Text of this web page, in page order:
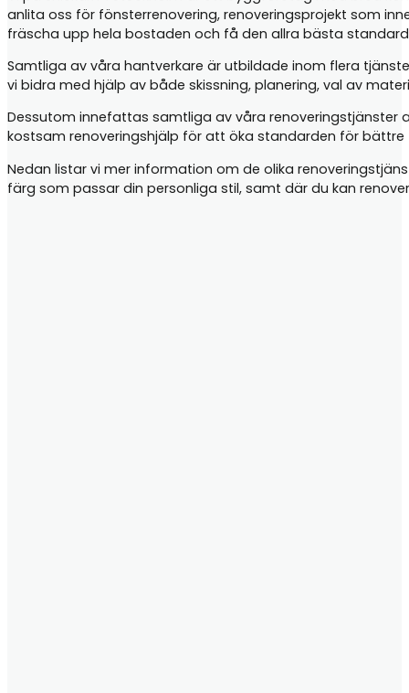
anlita oss för fönsterrenovering, renoveringsprojekt som
fräscha upp hela bostaden och få den allra bästa
Samtliga av våra hantverkare är utbildade inom flera
vi bidra med hjälp av både skissning, planering, val av
Dessutom innefattas samtliga av våra renoveringstjänster
kostsam renoveringshjälp för att öka standarden för bättre
Nedan listar vi mer information om de olika
färg som passar din personliga stil, samt där du kan